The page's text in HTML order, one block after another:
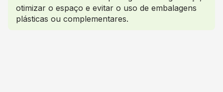
otimizar o espaço e evitar o uso de embalagens
plásticas ou complementares.